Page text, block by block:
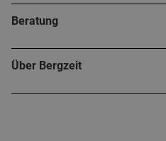
Beratung
Über Bergzeit